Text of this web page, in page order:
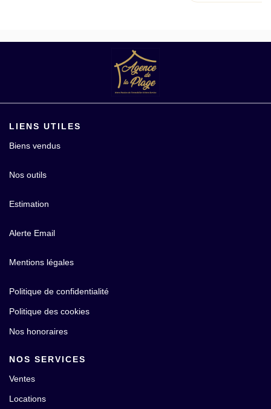
LIENS UTILES
Biens vendus
Nos outils
Estimation
Alerte Email
Mentions légales
Politique de confidentialité
Politique des cookies
Nos honoraires
NOS SERVICES
Ventes
Locations